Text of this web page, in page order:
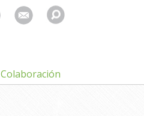
Search
for:
Colaboración